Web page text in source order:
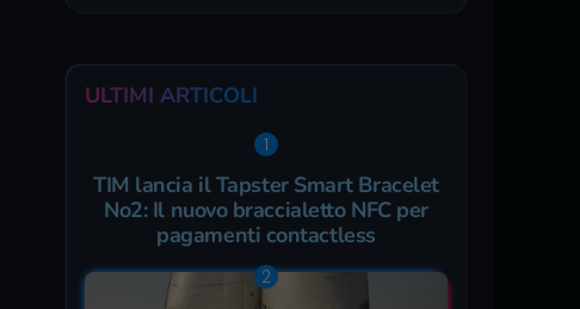
ULTIMI ARTICOLI
TIM lancia il Tapster Smart Bracelet
No2: Il nuovo braccialetto NFC per
pagamenti contactless